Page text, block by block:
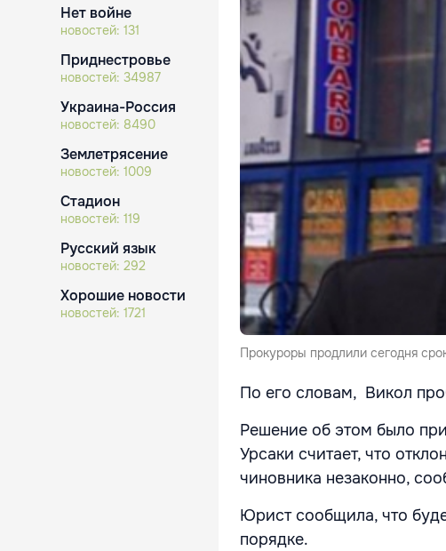
Нет войне
новостей: 131
Приднестровье
новостей: 34987
Украина-Россия
новостей: 8490
Землетрясение
новостей: 1009
Стадион
новостей: 119
Русский язык
новостей: 292
Хорошие новости
новостей: 1721
Прокуроры продлили сегодня
По его словам, Викол
Решение об этом было
Урсаки считает, что
чиновника незаконно,
Юрист сообщила, что
порядке.